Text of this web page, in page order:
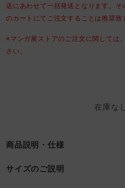
送にあわせて一括発送となります。
のカートにてご注文することは推奨致
※マンガ展ストアのご注文に関しては
さい。
在庫な
商品説明・仕様
サイズのご説明